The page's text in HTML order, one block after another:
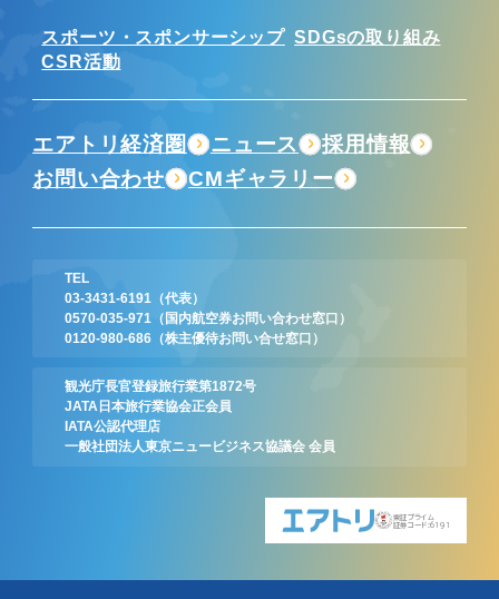
TEL
03-3431-6191
（代表）
0570-035-971
（国内航空券お問い合わせ窓口）
0120-980-686 （株主優待お問い合せ窓口）
観光庁長官登録旅行業第1872号
JATA日本旅行業協会正会員
IATA公認代理店
一般社団法人東京ニュービジネス協議会 会員
東証プライム
証券コード:6191
スポーツ・スポンサーシップ SDGsの取り組み
CSR活動
エアトリ経済圏 ニュース
採用情報
お問い合わせ
CMギャラリー